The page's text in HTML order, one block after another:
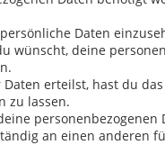
Daten
wünscht, deine
erteilst, hast du
zu lassen.
personenbezogenen
an einen anderen